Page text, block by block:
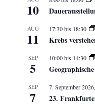
10
AUG
11
17:30bis 18:30
Krebs
SEP
5
10:00bis 14:30
SEP
7
7. September
23.